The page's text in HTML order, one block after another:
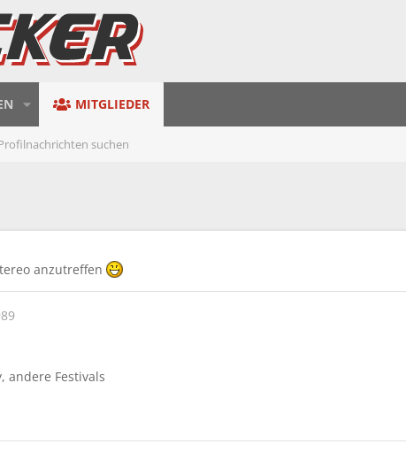
MITGLIEDER
suchen
anzutreffen
andere Festivals